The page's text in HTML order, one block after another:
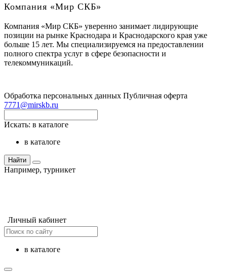
Компания «Мир СКБ»
Компания «Мир СКБ» уверенно занимает лидирующие
позиции на рынке Краснодара и Краснодарского края уже
больше 15 лет. Мы специализируемся на предоставлении
полного спектра услуг в сфере безопасности и
телекоммуникаций.
Обработка персональных данных Публичная оферта
7771@mirskb.ru
Искать: в каталоге
в каталоге
Найти
Например, турникет
Личный кабинет
в каталоге